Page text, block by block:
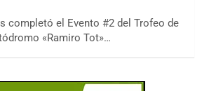
completó el Evento #2 del Trofeo de
«Ramiro Tot»…